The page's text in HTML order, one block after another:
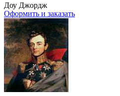
Доу Джордж
Оформить и заказать